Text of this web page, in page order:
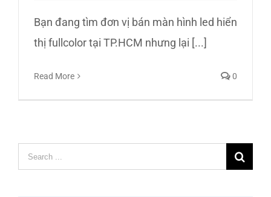
Bạn đang tìm đơn vị bán màn hình led hiển
thị fullcolor tại TP.HCM nhưng lại [...]
Read More 0
Search
for: